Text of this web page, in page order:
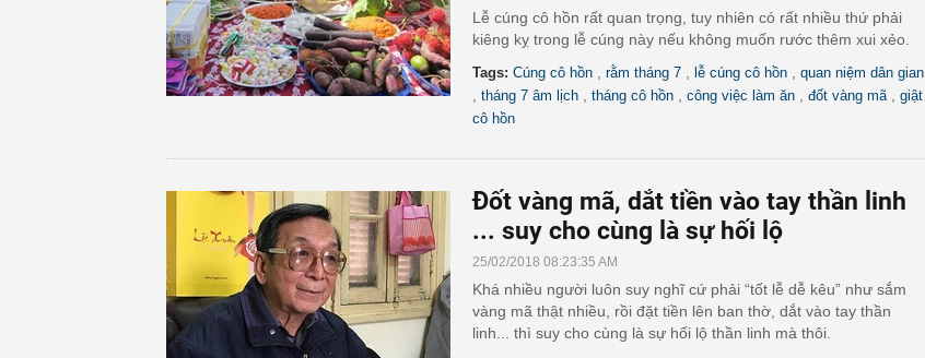
Lễ cúng cô hồn rất quan trọng, tuy nhiên có rất nhiều thứ phải
kiêng kỵ trong lễ cúng này nếu không muốn rước thêm xui xẻo.
Tags: Cúng cô hồn rằm tháng 7 lễ cúng cô hồn quan niệm dân gian
tháng 7 âm lịch tháng cô hồn công việc làm ăn đốt vàng mã
giật
cô hồn
Đốt vàng mã, dắt tiền vào tay thần linh
... suy cho cùng là sự hối lộ
25/02/2018 08:23:35 AM
Khá nhiều người luôn suy nghĩ cứ phải “tốt lễ dễ kêu” như sắm
vàng mã thật nhiều, rồi đặt tiền lên ban thờ, dắt vào tay thần
linh... thì suy cho cùng là sự hối lộ thần linh mà thôi.